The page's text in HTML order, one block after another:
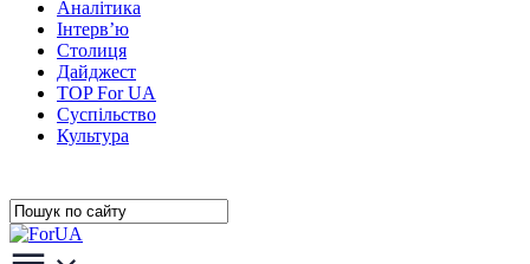
Аналітика
Інтерв’ю
Столиця
Дайджест
TOP For UA
Суспiльство
Культура